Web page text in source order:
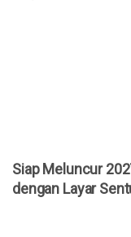
Siap Meluncur
dengan Layar